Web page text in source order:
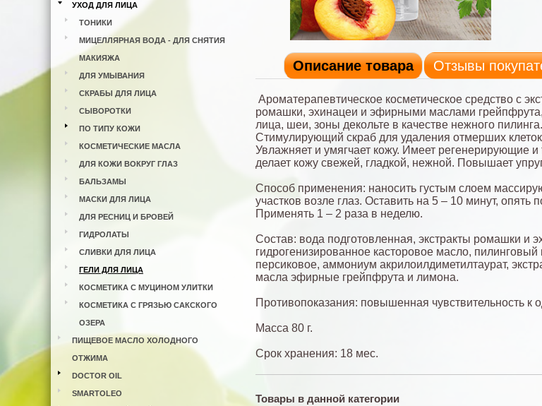
УХОД ДЛЯ ЛИЦА
ТОНИКИ
МИЦЕЛЛЯРНАЯ ВОДА - ДЛЯ СНЯТИЯ
МАКИЯЖА
ДЛЯ УМЫВАНИЯ
СКРАБЫ ДЛЯ ЛИЦА
СЫВОРОТКИ
ПО ТИПУ КОЖИ
КОСМЕТИЧЕСКИЕ МАСЛА
ДЛЯ КОЖИ ВОКРУГ ГЛАЗ
БАЛЬЗАМЫ
МАСКИ ДЛЯ ЛИЦА
ДЛЯ РЕСНИЦ И БРОВЕЙ
ГИДРОЛАТЫ
СЛИВКИ ДЛЯ ЛИЦА
ГЕЛИ ДЛЯ ЛИЦА
КОСМЕТИКА С МУЦИНОМ УЛИТКИ
КОСМЕТИКА С ГРЯЗЬЮ САКСКОГО
ОЗЕРА
ПИЩЕВОЕ МАСЛО ХОЛОДНОГО
ОТЖИМА
DOCTOR OIL
SMARTOLEO
Описание товара Отзывы
Ароматерапевтическое косметическое средство с
ромашки, эхинацеи и эфирными маслами
лица, шеи, зоны декольте в качестве нежного пилинга.
Стимулирующий скраб для удаления отмерших
Увлажняет и умягчает кожу. Имеет регенерирующие
делает кожу свежей, гладкой, нежной. Повышает
Способ применения: наносить густым слоем
участков возле глаз. Оставить на 5 – 10 минут, опять
Применять 1 – 2 раза в неделю.
Состав: вода подготовленная, экстракты ромашки и
гидрогенизированное касторовое масло, пилинговый
персиковое, аммониум акрилоилдиметилтаурат,
масла эфирные грейпфрута и лимона.
Противопоказания: повышенная чувствительность к
Масса 80 г.
Срок хранения: 18 мес.
Товары в данной категории